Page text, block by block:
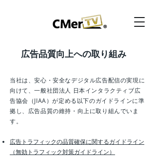
広告品質向上への取り組み
当社は、安心・安全なデジタル広告配信の実現に
向けて、一般社団法人 日本インタラクティブ広
告協会（JIAA）が定める以下のガイドラインに準
拠し、広告品質の維持・向上に取り組んでいま
す。
広告トラフィックの品質確保に関するガイドライン
（無効トラフィック対策ガイドライン）